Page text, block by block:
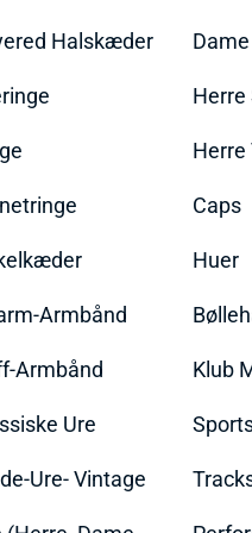
Halskæder
Armbånd
Armbånd
Ure
Ure- Vintage
Herre
Caps
Huer
Klub